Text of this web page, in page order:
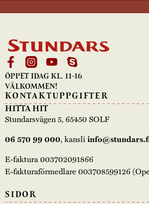
ÖPPET IDAG KL. 11-16
VÄLKOMMEN!
KONTAKTUPPGIFTER
HITTA HIT
Stundarsvägen 5, 65450 SOLF
06 570 99 000, kansli
E-faktura 003702091866
E-fakturaförmedlare 003708599126
SIDOR